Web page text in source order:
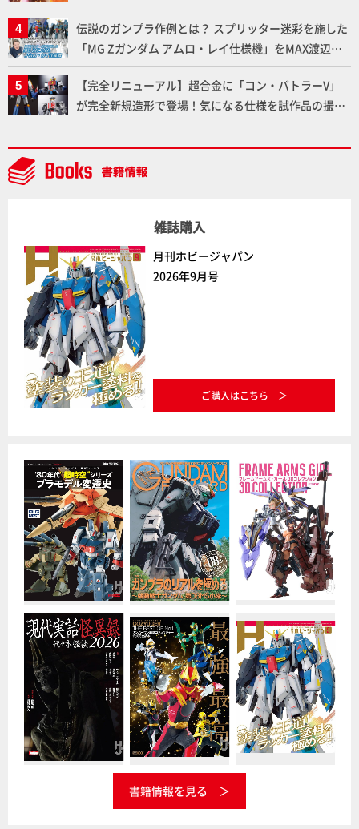
伝説のガンプラ作例とは？ スプリッター迷彩を施した
「MG Zガンダム アムロ・レイ仕様機」をMAX渡辺が
ふたたび塗る!!【試し読み】
【完全リニューアル】超合金に「コン・バトラーV」
が完全新規造形で登場！気になる仕様を試作品の撮り
ト」セット情報もお届け！【超合金の魂】
雑誌購入
月刊ホビージャパン
2026年9月号
ご購入はこちら
書籍情報を見る